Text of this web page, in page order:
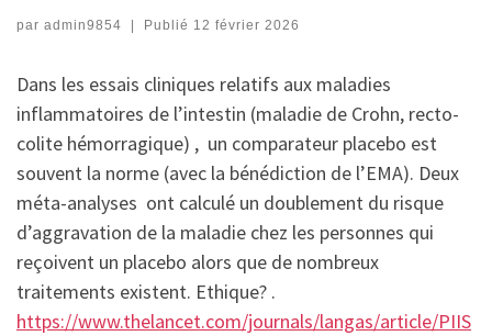
par admin9854 Publié 12 février 2026
Dans les essais cliniques relatifs aux maladies
inflammatoires de l’intestin (maladie de Crohn, recto-
colite hémorragique) , un comparateur placebo est
souvent la norme (avec la bénédiction de l’EMA). Deux
méta-analyses ont calculé un doublement du risque
d’aggravation de la maladie chez les personnes qui
reçoivent un placebo alors que de nombreux
traitements existent. Ethique? .
https://www.thelancet.com/journals/langas/article/PIIS